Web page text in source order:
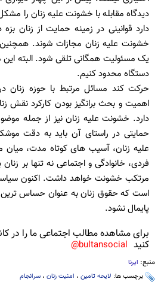
دیدگاه مقابله با خشونت علیه زنان را
دارد قوانینی در زمینه حمایت از زنان
خشونت علیه زنان مجازات شوند. همچنین
یک مسئولیت همگانی تلقی شود. البته این
دستگاه محدود کنیم.
حرکت کند مسائل مرتبط با حوزه زنان
اهمیت و بحث برانگیز بودن کارکرد نقش
دارد. خشونت علیه زنان نیز از جمله
حمایتی در راستای آن باید به دقت
علیه زنان، آسیب های کوتاه مدت،
فردی، خانوادگی و اجتماعی نه تنها بر زنان
مرتکب خشونت خواهد داشت. اکنون
است که حقوق زنان به عنوان حساس
پایمال نشود.
برای مشاهده مطالب اجتماعی ما را در
کنید bultansocial@
منبع: ایرنا
برچسب ها: لایحه تامین ، امنیت زنان ، سرانجام